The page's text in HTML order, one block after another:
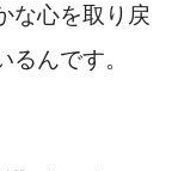
な心を取り戻
んです。